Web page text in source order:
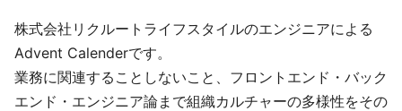
株式会社リクルートライフスタイルのエンジニアによる
Advent Calenderです。
業務に関連することしないこと、フロントエンド・バック
エンド・エンジニア論まで組織カルチャーの多様性をその